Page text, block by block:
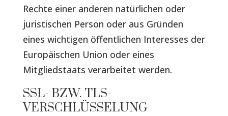
Rechte einer anderen natürlichen oder
juristischen Person oder aus Gründen
eines wichtigen öffentlichen Interesses der
Europäischen Union oder eines
Mitgliedstaats verarbeitet werden.
SSL- BZW. TLS-
VERSCHLÜSSELUNG